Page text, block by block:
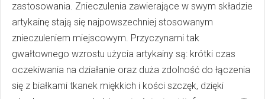
zastosowania. Znieczulenia zawierające w swym składzie
artykainę stają się najpowszechniej stosowanym
znieczuleniem miejscowym. Przyczynami tak
gwałtownego wzrostu użycia artykainy są: krótki czas
oczekiwania na działanie oraz duża zdolność do łączenia
się z białkami tkanek miękkich i kości szczęk, dzięki